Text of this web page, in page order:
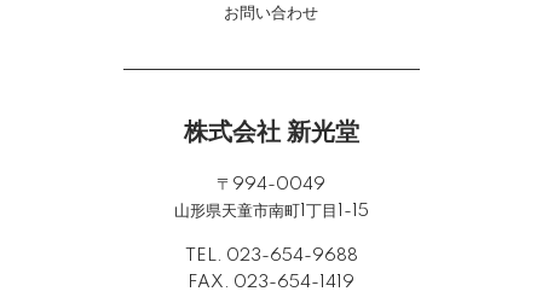
お問い合わせ
株式会社 新光堂
〒994-0049
山形県天童市南町1丁目1-15
TEL. 023-654-9688
FAX. 023-654-1419